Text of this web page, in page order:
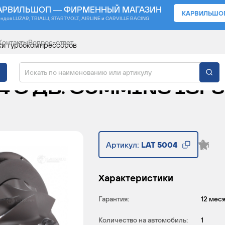
— ФИРМЕННЫЙ МАГАЗИН
LUZAR, TRIALLI, STARTVOLT, AIRLINE и CARVILLE RACING
Вопрос-ответ
турбокомпрессоров
ДЛЯ А/
ДВ. CUMMINS
Артикул: LAT 5004
Характеристики
Гарантия: 12
Количество на автомобиль: 1